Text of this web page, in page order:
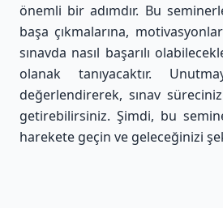
önemli bir adımdır. Bu
başa çıkmalarına,
sınavda nasıl başarılı
olanak tanıyacaktır.
değerlendirerek, sınav
getirebilirsiniz. Şimdi, bu
harekete geçin ve geleceğinizi